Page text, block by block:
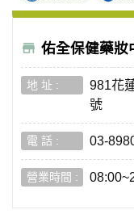
佑全保健藥妝
981花
號
03-